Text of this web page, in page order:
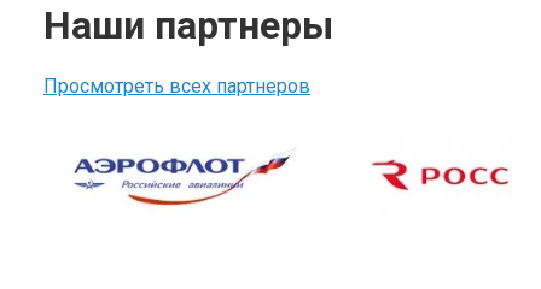
Наши партнеры
Просмотреть всех партнеров